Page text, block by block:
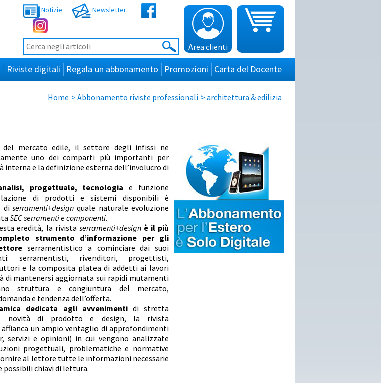
Notizie Newsletter
Area clienti
Riviste digitali Regala un abbonamento Promozioni Carta del Docente
Home > Abbonamento riviste professionali > architettura & edilizia
del mercato edile, il settore degli infissi ne
uno dei comparti più importanti per
interna e la definizione esterna dell’involucro di
progettuale, tecnologiae funzione
di prodotti e sistemi disponibili è
diserramenti+design quale naturale evoluzione
SEC serramenti e componenti.
eredità, la rivista serramenti+design è il più
strumento d’informazione per gli
serramentistico a cominciare dai suoi
serramentisti, rivenditori, progettisti,
e la composita platea di addetti ai lavori
di mantenersi aggiornata sui rapidi mutamenti
struttura e congiuntura del mercato,
e tendenza dell’offerta.
dedicata agli avvenimenti di stretta
novità di prodotto e design, la rivista
affianca un ampio ventaglio di approfondimenti
servizi e opinioni) in cui vengono analizzate
progettuali, problematiche e normative
al lettore tutte le informazioni necessarie
possibili chiavi di lettura.